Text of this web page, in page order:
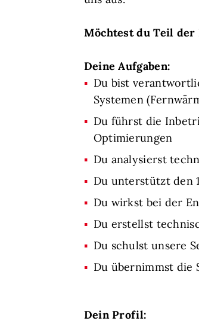
Möchtest du Teil der
Deine Aufgaben:
Du bist
Systemen
Du führst die
Optimierungen
Du analysierst
Du unterstützt den
Du wirkst bei der
Du erstellst
Du schulst unsere
Du übernimmst die
Dein Profil: